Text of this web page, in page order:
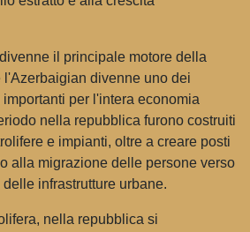
il principale motore della
divenne uno dei
per l'intera economia
nella repubblica furono costruiti
e impianti, oltre a creare posti
alla migrazione delle persone verso
infrastrutture urbane.
nella repubblica si